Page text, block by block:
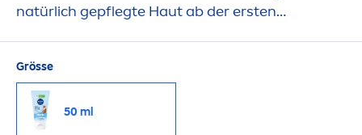
natürlich gepflegte Haut ab der ersten
Grösse
50 ml